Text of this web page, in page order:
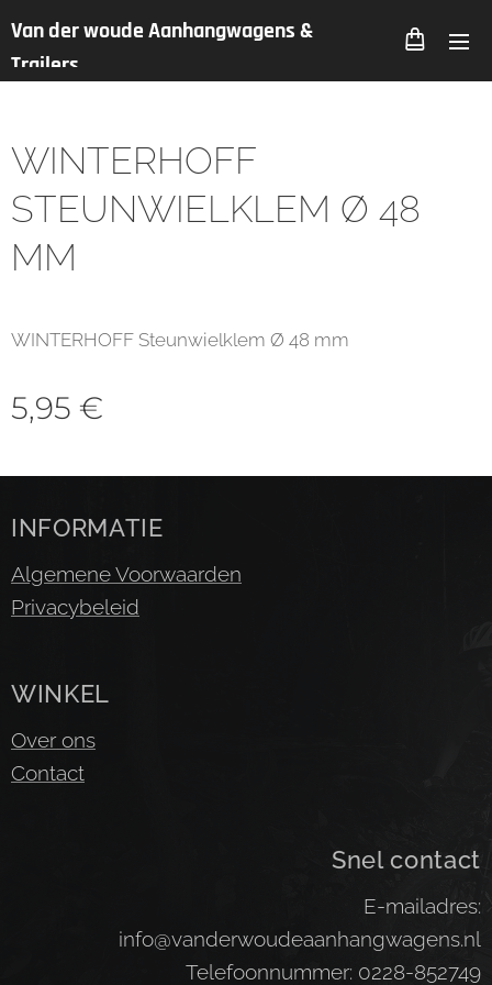
Van der woude Aanhangwagens &
Trailers
WINTERHOFF
STEUNWIELKLEM Ø 48
MM
WINTERHOFF Steunwielklem Ø 48 mm
5,95 €
INFORMATIE
Algemene Voorwaarden
Privacybeleid
WINKEL
Over ons
Contact
Snel contact
E-mailadres:
info@vanderwoudeaanhangwagens.nl
Telefoonnummer: 0228-852749